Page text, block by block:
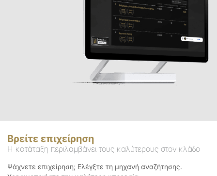
Βρείτε επιχείρηση
Η κατάταξη περιλαμβάνει τους καλύτερους στον κλάδο
Ψάχνετε επιχείρηση; Ελέγξτε τη μηχανή αναζήτησης.